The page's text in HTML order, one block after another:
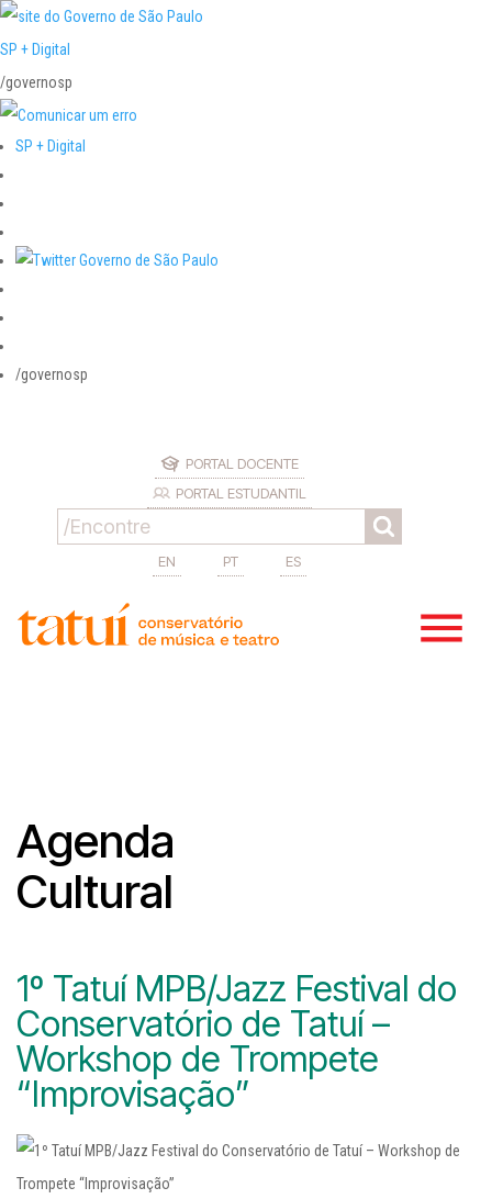
SP + Digital
/governosp
SP + Digital
/governosp
PORTAL DOCENTE
PORTAL ESTUDANTIL
EN PT ES
Agenda
Cultural
1º Tatuí MPB/Jazz Festival do
Conservatório de Tatuí –
Workshop de Trompete
“Improvisação”